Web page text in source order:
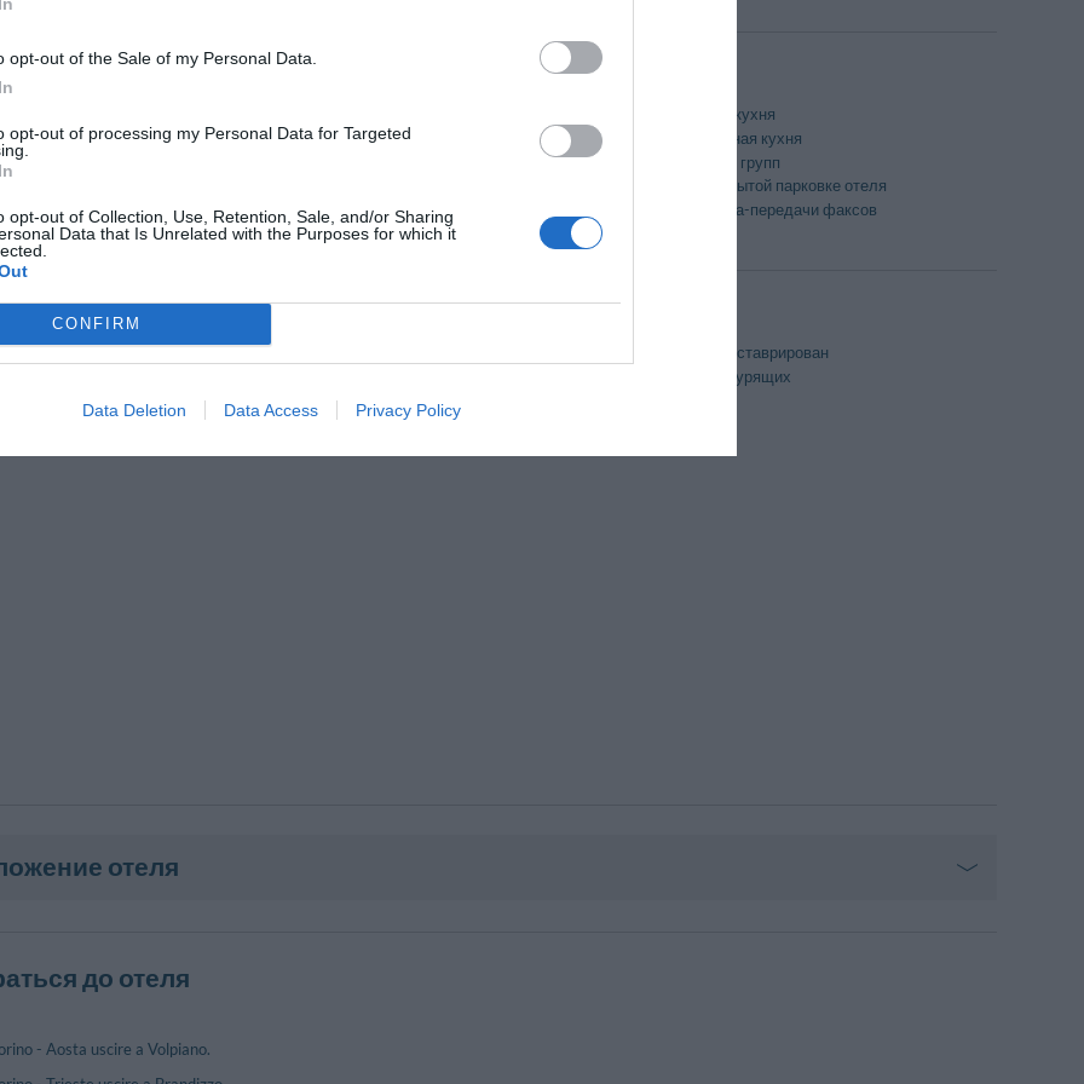
opt-out of the Sale of my Personal Data.
opt-out of processing my Personal Data for Targeted
opt-out of Collection, Use, Retention, Sale, and/or Sharing
Data that Is Unrelated with the Purposes for which it
CONFIRM
Data Deletion Data Access Privacy Policy
отдельную плату
Диетическая кухня
Лаундж-бар
Международная кухня
/ Торжественные
Ресторан для групп
Стоянка на крытой парковке отеля
местная кухня
Упакованный ланч
Услуга приема-передачи факсов
отеля
барьеров
Недавно отреставрирован
Номера для курящих
с ограниченными
возможностями
Номера для некурящих
отеля
до отеля
- Aosta uscire a Volpiano.